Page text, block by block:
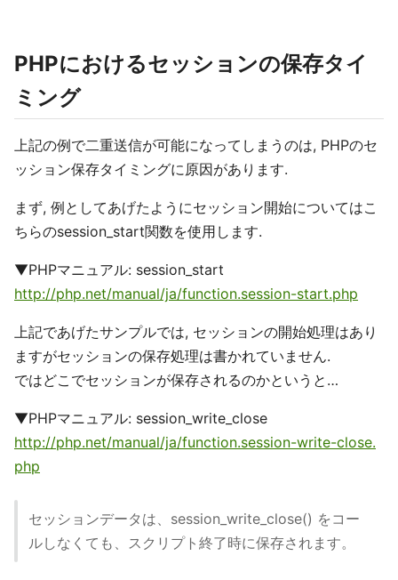
PHPにおけるセッションの保存タイ
ミング
上記の例で二重送信が可能になってしまうのは, PHPのセ
ッション保存タイミングに原因があります.
まず, 例としてあげたようにセッション開始についてはこ
ちらのsession_start関数を使用します.
▼PHPマニュアル: session_start
http://php.net/manual/ja/function.session-start.php
上記であげたサンプルでは, セッションの開始処理はあり
ますがセッションの保存処理は書かれていません.
ではどこでセッションが保存されるのかというと…
▼PHPマニュアル: session_write_close
http://php.net/manual/ja/function.session-write-close.
php
セッションデータは、session_write_close() をコー
ルしなくても、スクリプト終了時に保存されます。